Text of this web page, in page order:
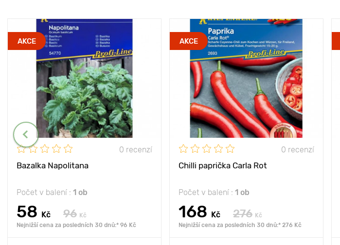
AKCE
0 recenzí
Bazalka Napolitana
Počet v balení : 1 ob
58 Kč 96 Kč
Nejnižší cena za posledních 30 dnů:* 96 Kč
AKCE
0 recenzí
Chilli paprička Carla Rot
Počet v balení : 1 ob
168 Kč 276 Kč
Nejnižší cena za posledních 30 dnů:* 276 Kč